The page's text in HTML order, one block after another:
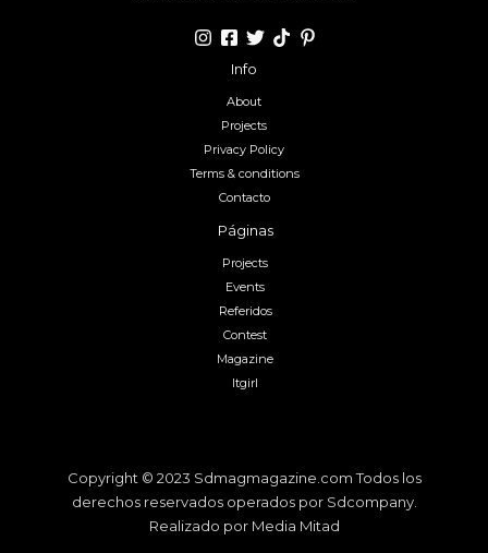
Info
About
Projects
Privacy Policy
Terms & conditions
Contacto
Páginas
Projects
Events
Referidos
Contest
Magazine
Itgirl
Copyright © 2023 Sdmagmagazine.com Todos los
derechos reservados operados por Sdcompany.
Realizado por Media Mitad